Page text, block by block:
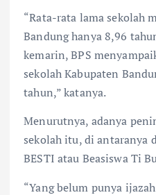
“Rata-rata lama sekolah
Bandung hanya 8,96
kemarin, BPS
sekolah Kabupaten
tahun,” katanya.
Menurutnya, adanya
sekolah itu, di antaranya
BESTI atau Beasiswa Ti
“Yang belum punya